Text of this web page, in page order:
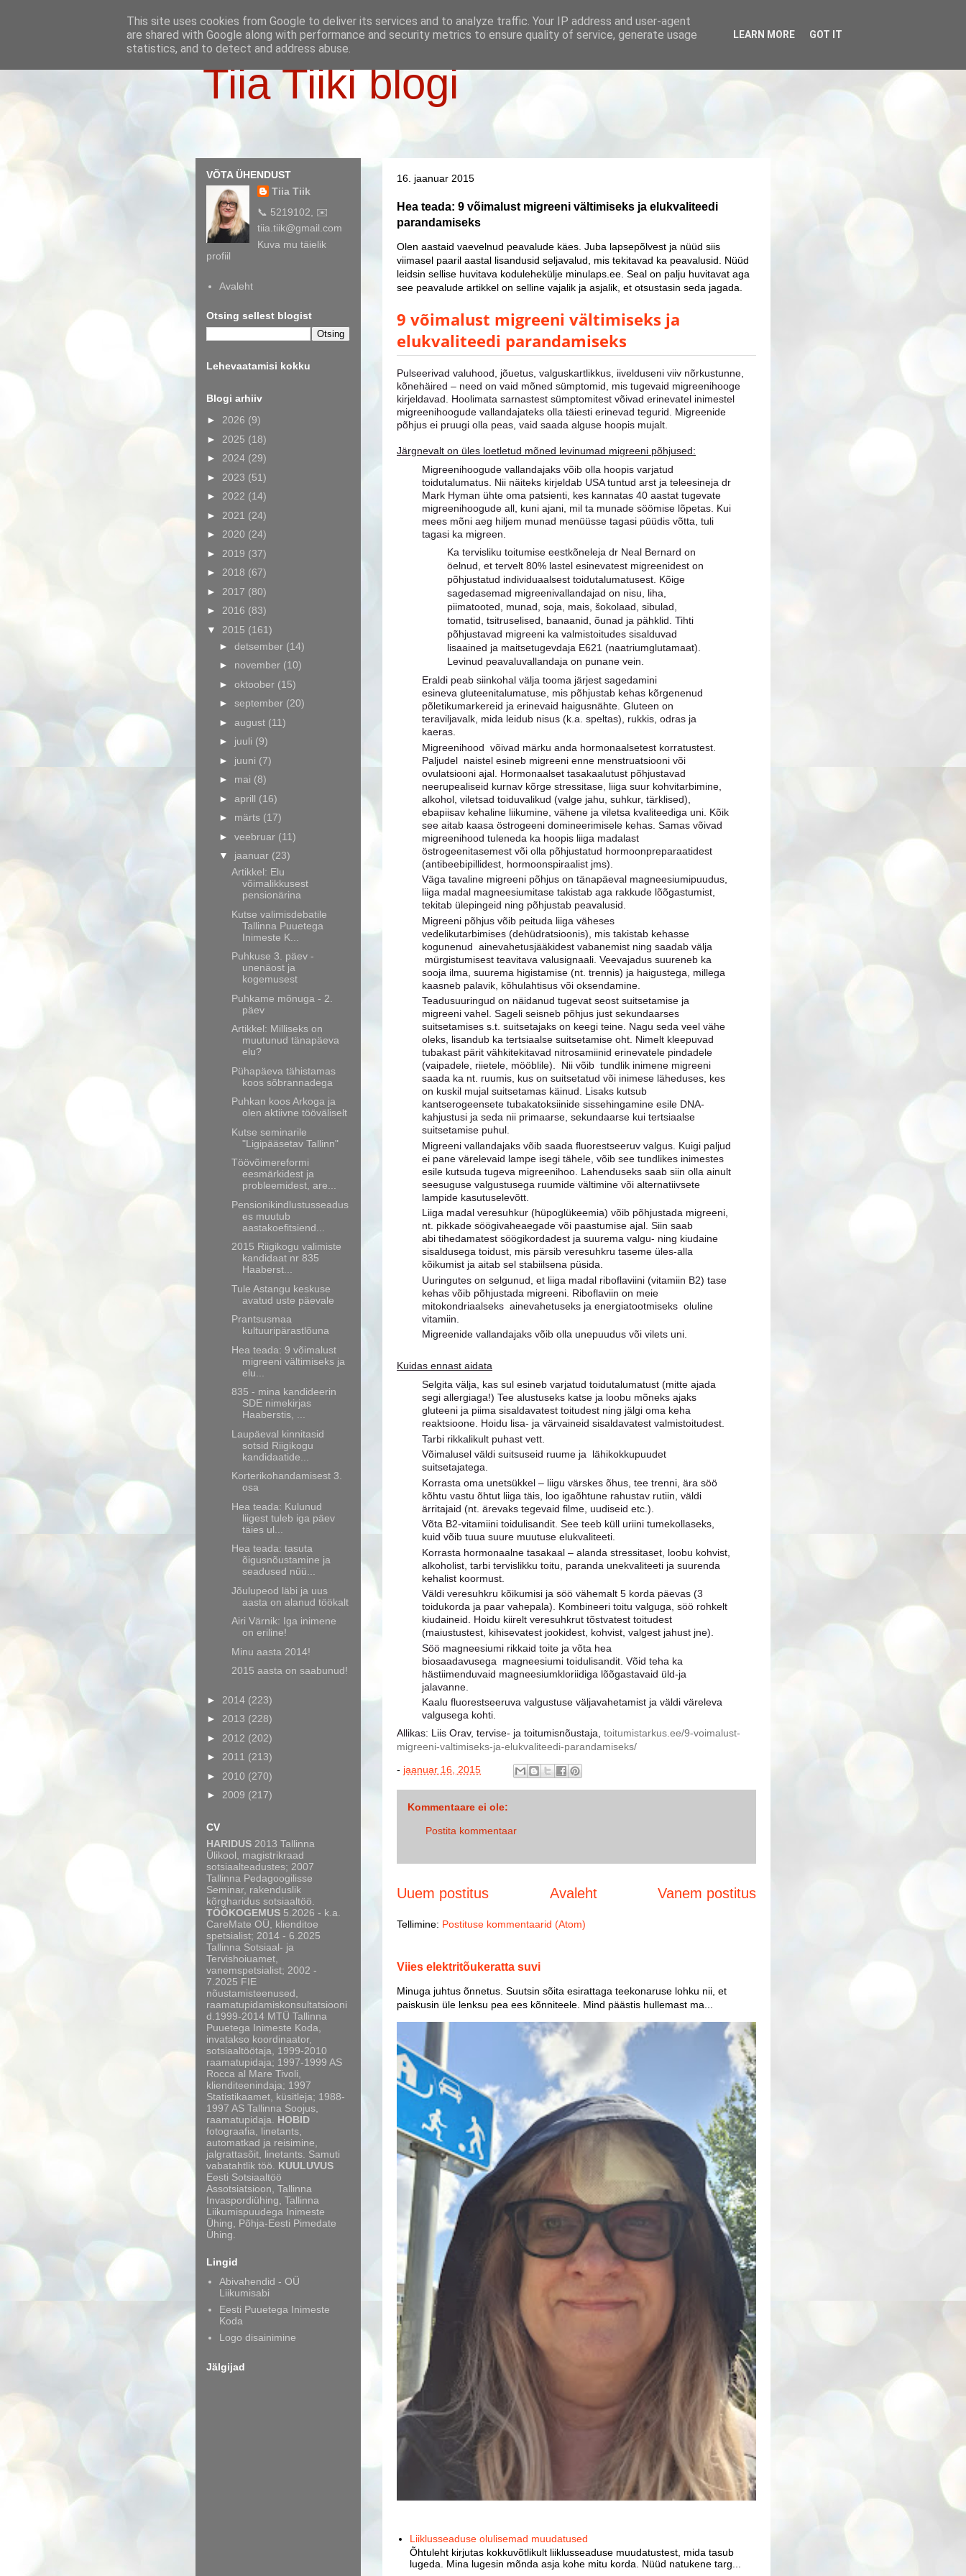
Tiia Tiiki blogi
16. jaanuar 2015
Hea teada: 9 võimalust migreeni vältimiseks ja elukvaliteedi
parandamiseks
Olen aastaid vaevelnud peavalude käes. Juba lapsepõlvest ja nüüd siis
viimasel paaril aastal lisandusid seljavalud, mis tekitavad ka peavalusid. Nüüd
leidsin sellise huvitava kodulehekülje minulaps.ee. Seal on palju huvitavat aga
see peavalude artikkel on selline vajalik ja asjalik, et otsustasin seda jagada.
9 võimalust migreeni vältimiseks ja
elukvaliteedi parandamiseks
Pulseerivad valuhood, jõuetus, valguskartlikkus, iivelduseni viiv nõrkustunne,
kõnehäired – need on vaid mõned sümptomid, mis tugevaid migreenihooge
kirjeldavad. Hoolimata sarnastest sümptomitest võivad erinevatel inimestel
migreenihoogude vallandajateks olla täiesti erinevad tegurid. Migreenide
põhjus ei pruugi olla peas, vaid saada alguse hoopis mujalt.
Järgnevalt on üles loetletud mõned levinumad migreeni põhjused:
Migreenihoogude vallandajaks võib olla hoopis varjatud
toidutalumatus. Nii näiteks kirjeldab USA tuntud arst ja teleesineja dr
Mark Hyman ühte oma patsienti, kes kannatas 40 aastat tugevate
migreenihoogude all, kuni ajani, mil ta munade söömise lõpetas. Kui
mees mõni aeg hiljem munad menüüsse tagasi püüdis võtta, tuli
tagasi ka migreen.
Ka tervisliku toitumise eestkõneleja dr Neal Bernard on
öelnud, et tervelt 80% lastel esinevatest migreenidest on
põhjustatud individuaalsest toidutalumatusest. Kõige
sagedasemad migreenivallandajad on nisu, liha,
piimatooted, munad, soja, mais, šokolaad, sibulad,
tomatid, tsitruselised, banaanid, õunad ja pähklid. Tihti
põhjustavad migreeni ka valmistoitudes sisalduvad
lisaained ja maitsetugevdaja E621 (naatriumglutamaat).
Levinud peavaluvallandaja on punane vein.
Eraldi peab siinkohal välja tooma järjest sagedamini
esineva gluteenitalumatuse, mis põhjustab kehas kõrgenenud
põletikumarkereid ja erinevaid haigusnähte. Gluteen on
teraviljavalk, mida leidub nisus (k.a. speltas), rukkis, odras ja
kaeras.
Migreenihood võivad märku anda hormonaalsetest korratustest.
Paljudel naistel esineb migreeni enne menstruatsiooni või
ovulatsiooni ajal. Hormonaalset tasakaalutust põhjustavad
neerupealiseid kurnav kõrge stressitase, liiga suur kohvitarbimine,
alkohol, viletsad toiduvalikud (valge jahu, suhkur, tärklised),
ebapiisav kehaline liikumine, vähene ja viletsa kvaliteediga uni. Kõik
see aitab kaasa östrogeeni domineerimisele kehas. Samas võivad
migreenihood tuleneda ka hoopis liiga madalast
östrogeenitasemest või olla põhjustatud hormoonpreparaatidest
(antibeebipillidest, hormoonspiraalist jms).
Väga tavaline migreeni põhjus on tänapäeval magneesiumipuudus,
liiga madal magneesiumitase takistab aga rakkude lõõgastumist,
tekitab ülepingeid ning põhjustab peavalusid.
Migreeni põhjus võib peituda liiga väheses
vedelikutarbimises (dehüdratsioonis), mis takistab kehasse
kogunenud ainevahetusjääkidest vabanemist ning saadab välja
mürgistumisest teavitava valusignaali. Veevajadus suureneb ka
sooja ilma, suurema higistamise (nt. trennis) ja haigustega, millega
kaasneb palavik, kõhulahtisus või oksendamine.
Teadusuuringud on näidanud tugevat seost suitsetamise ja
migreeni vahel. Sageli seisneb põhjus just sekundaarses
suitsetamises s.t. suitsetajaks on keegi teine. Nagu seda veel vähe
oleks, lisandub ka tertsiaalse suitsetamise oht. Nimelt kleepuvad
tubakast pärit vähkitekitavad nitrosamiinid erinevatele pindadele
(vaipadele, riietele, mööblile). Nii võib tundlik inimene migreeni
saada ka nt. ruumis, kus on suitsetatud või inimese läheduses, kes
on kuskil mujal suitsetamas käinud. Lisaks kutsub
kantserogeensete tubakatoksiinide sissehingamine esile DNA-
kahjustusi ja seda nii primaarse, sekundaarse kui tertsiaalse
suitsetamise puhul.
Migreeni vallandajaks võib saada fluorestseeruv valgus. Kuigi paljud
ei pane värelevaid lampe isegi tähele, võib see tundlikes inimestes
esile kutsuda tugeva migreenihoo. Lahenduseks saab siin olla ainult
seesuguse valgustusega ruumide vältimine või alternatiivsete
lampide kasutuselevõtt.
Liiga madal veresuhkur (hüpoglükeemia) võib põhjustada migreeni,
nt. pikkade söögivaheaegade või paastumise ajal. Siin saab
abi tihedamatest söögikordadest ja suurema valgu- ning kiudaine
sisaldusega toidust, mis pärsib veresuhkru taseme üles-alla
kõikumist ja aitab sel stabiilsena püsida.
Uuringutes on selgunud, et liiga madal riboflaviini (vitamiin B2) tase
kehas võib põhjustada migreeni. Riboflaviin on meie
mitokondriaalseks ainevahetuseks ja energiatootmiseks oluline
vitamiin.
Migreenide vallandajaks võib olla unepuudus või vilets uni.
Kuidas ennast aidata
Selgita välja, kas sul esineb varjatud toidutalumatust (mitte ajada
segi allergiaga!) Tee alustuseks katse ja loobu mõneks ajaks
gluteeni ja piima sisaldavatest toitudest ning jälgi oma keha
reaktsioone. Hoidu lisa- ja värvaineid sisaldavatest valmistoitudest.
Tarbi rikkalikult puhast vett.
Võimalusel väldi suitsuseid ruume ja lähikokkupuudet
suitsetajatega.
Korrasta oma unetsükkel – liigu värskes õhus, tee trenni, ära söö
kõhtu vastu õhtut liiga täis, loo igaõhtune rahustav rutiin, väldi
ärritajaid (nt. ärevaks tegevaid filme, uudiseid etc.).
Võta B2-vitamiini toidulisandit. See teeb küll uriini tumekollaseks,
kuid võib tuua suure muutuse elukvaliteeti.
Korrasta hormonaalne tasakaal – alanda stressitaset, loobu kohvist,
alkoholist, tarbi tervislikku toitu, paranda unekvaliteeti ja suurenda
kehalist koormust.
Väldi veresuhkru kõikumisi ja söö vähemalt 5 korda päevas (3
toidukorda ja paar vahepala). Kombineeri toitu valguga, söö rohkelt
kiudaineid. Hoidu kiirelt veresuhkrut tõstvatest toitudest
(maiustustest, kihisevatest jookidest, kohvist, valgest jahust jne).
Söö magneesiumi rikkaid toite ja võta hea
biosaadavusega magneesiumi toidulisandit. Võid teha ka
hästiimenduvaid magneesiumkloriidiga lõõgastavaid üld-ja
jalavanne.
Kaalu fluorestseeruva valgustuse väljavahetamist ja väldi väreleva
valgusega kohti.
Allikas: Liis Orav, tervise- ja toitumisnõustaja, toitumistarkus.ee/9-voimalust-
migreeni-valtimiseks-ja-elukvaliteedi-parandamiseks/
- jaanuar 16, 2015
Kommentaare ei ole:
Postita kommentaar
Uuem postitus Vanem postitus
Avaleht
Tellimine: Postituse kommentaarid (Atom)
Viies elektritõukeratta suvi
Minuga juhtus õnnetus. Suutsin sõita esirattaga teekonaruse lohku nii, et
paiskusin üle lenksu pea ees kõnniteele. Mind päästis hullemast ma...
Liiklusseaduse olulisemad muudatused
Õhtuleht kirjutas kokkuvõtlikult liiklusseaduse muudatustest, mida tasub
lugeda. Mina lugesin mõnda asja kohe mitu korda. Nüüd natukene targ...
VÕTA ÜHENDUST
Tiia Tiik
📞 5219102, ✉️
tiia.tiik@gmail.com
Kuva mu täielik
profiil
Avaleht
Otsing sellest blogist
Lehevaatamisi kokku
Blogi arhiiv
► 2026 (9)
► 2025 (18)
► 2024 (29)
► 2023 (51)
► 2022 (14)
► 2021 (24)
► 2020 (24)
► 2019 (37)
► 2018 (67)
► 2017 (80)
► 2016 (83)
▼ 2015 (161)
► detsember (14)
► november (10)
► oktoober (15)
► september (20)
► august (11)
► juuli (9)
► juuni (7)
► mai (8)
► aprill (16)
► märts (17)
► veebruar (11)
▼ jaanuar (23)
Artikkel: Elu
võimalikkusest
pensionärina
Kutse valimisdebatile
Tallinna Puuetega
Inimeste K...
Puhkuse 3. päev -
unenäost ja
kogemusest
Puhkame mõnuga - 2.
päev
Artikkel: Milliseks on
muutunud tänapäeva
elu?
Pühapäeva tähistamas
koos sõbrannadega
Puhkan koos Arkoga ja
olen aktiivne tööväliselt
Kutse seminarile
"Ligipääsetav Tallinn"
Töövõimereformi
eesmärkidest ja
probleemidest, are...
Pensionikindlustusseadus
es muutub
aastakoefitsiend...
2015 Riigikogu valimiste
kandidaat nr 835
Haaberst...
Tule Astangu keskuse
avatud uste päevale
Prantsusmaa
kultuuripärastlõuna
Hea teada: 9 võimalust
migreeni vältimiseks ja
elu...
835 - mina kandideerin
SDE nimekirjas
Haaberstis, ...
Laupäeval kinnitasid
sotsid Riigikogu
kandidaatide...
Korterikohandamisest 3.
osa
Hea teada: Kulunud
liigest tuleb iga päev
täies ul...
Hea teada: tasuta
õigusnõustamine ja
seadused nüü...
Jõulupeod läbi ja uus
aasta on alanud töökalt
Airi Värnik: Iga inimene
on eriline!
Minu aasta 2014!
2015 aasta on saabunud!
► 2014 (223)
► 2013 (228)
► 2012 (202)
► 2011 (213)
► 2010 (270)
► 2009 (217)
CV
HARIDUS 2013 Tallinna
Ülikool, magistrikraad
sotsiaalteadustes; 2007
Tallinna Pedagoogilisse
Seminar, rakenduslik
kõrgharidus sotsiaaltöö.
TÖÖKOGEMUS 5.2026 - k.a.
CareMate OÜ, klienditoe
spetsialist; 2014 - 6.2025
Tallinna Sotsiaal- ja
Tervishoiuamet,
vanemspetsialist; 2002 -
7.2025 FIE
nõustamisteenused,
raamatupidamiskonsultatsiooni
d.1999-2014 MTÜ Tallinna
Puuetega Inimeste Koda,
invatakso koordinaator,
sotsiaaltöötaja, 1999-2010
raamatupidaja; 1997-1999 AS
Rocca al Mare Tivoli,
klienditeenindaja; 1997
Statistikaamet, küsitleja; 1988-
1997 AS Tallinna Soojus,
raamatupidaja. HOBID
fotograafia, linetants,
automatkad ja reisimine,
jalgrattasõit, linetants. Samuti
vabatahtlik töö. KUULUVUS
Eesti Sotsiaaltöö
Assotsiatsioon, Tallinna
Invaspordiühing, Tallinna
Liikumispuudega Inimeste
Ühing, Põhja-Eesti Pimedate
Ühing.
Lingid
Abivahendid - OÜ
Liikumisabi
Eesti Puuetega Inimeste
Koda
Logo disainimine
Jälgijad
This site uses cookies from Google to deliver its services and to analyze traffic. Your IP address and user-agent
are shared with Google along with performance and security metrics to ensure quality of service, generate usage
statistics, and to detect and address abuse.
LEARN MORE GOT IT